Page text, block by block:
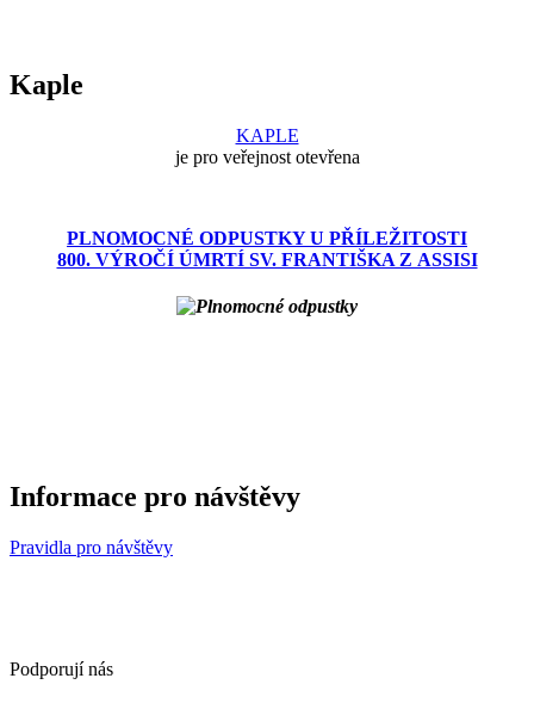
Kaple
KAPLE
je pro veřejnost otevřena
PLNOMOCNÉ ODPUSTKY U PŘÍLEŽITOSTI
800. VÝROČÍ ÚMRTÍ SV. FRANTIŠKA Z ASSISI
Informace pro návštěvy
Pravidla pro návštěvy
Podporují nás